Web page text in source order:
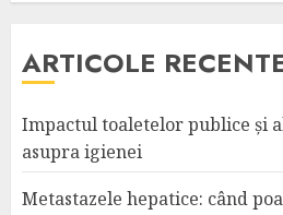
ARTICOLE
Impactul toaletelor publice și
asupra igienei
Metastazele hepatice: când